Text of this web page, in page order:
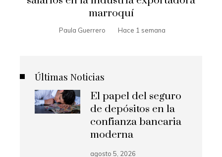
marroquí
Paula Guerrero Hace 1 semana
Últimas Noticias
El papel del seguro
de depósitos en la
confianza bancaria
moderna
agosto 5, 2026